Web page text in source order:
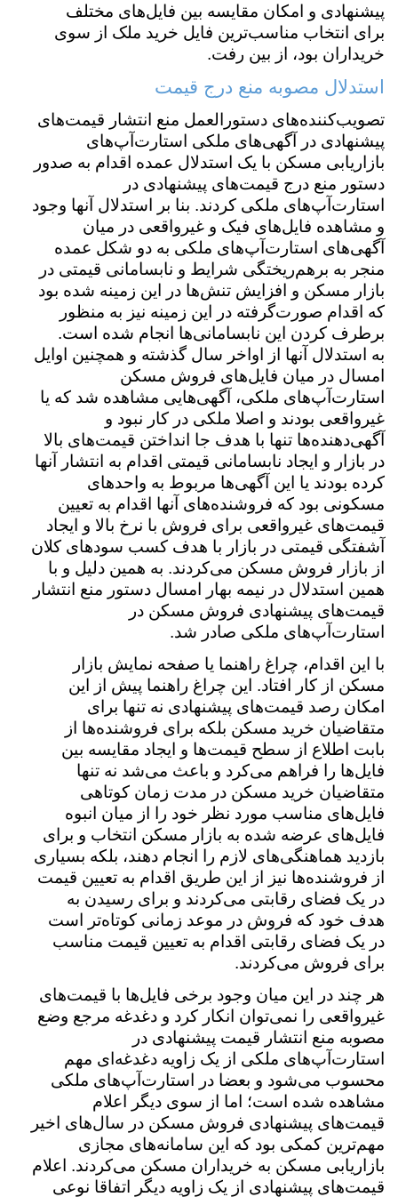
پیشنهادی و امکان مقایسه بین فایل‌های مختلف
برای انتخاب مناسب‌ترین فایل خرید ملک از سوی
خریداران بود، از بین رفت.
استدلال مصوبه منع درج قیمت
تصویب‌کننده‌های دستورالعمل منع انتشار قیمت‌های
پیشنهادی در آگهی‌های ملکی استارت‌آپ‌های
بازاریابی مسکن با یک استدلال عمده اقدام به صدور
دستور منع درج قیمت‌های پیشنهادی در
استارت‌آپ‌های ملکی کردند. بنا بر استدلال آنها وجود
و مشاهده فایل‌های فیک و غیرواقعی در میان
آگهی‌های استارت‌آپ‌های ملکی به دو شکل عمده
منجر به برهم‌ریختگی شرایط و نابسامانی قیمتی در
بازار مسکن و افزایش تنش‌ها در این زمینه شده بود
که اقدام صورت‌گرفته در این زمینه نیز به منظور
برطرف کردن این نابسامانی‌ها انجام شده است.
به استدلال آنها از اواخر سال گذشته و همچنین اوایل
امسال در میان فایل‌های فروش مسکن
استارت‌آپ‌های ملکی، آگهی‌هایی مشاهده شد که یا
غیرواقعی بودند و اصلا ملکی در کار نبود و
آگهی‌دهنده‌ها تنها با هدف جا انداختن قیمت‌های بالا
در بازار و ایجاد نابسامانی قیمتی اقدام به انتشار آنها
کرده بودند یا این آگهی‌ها مربوط به واحدهای
مسکونی بود که فروشنده‌های آنها اقدام به تعیین
قیمت‌های غیرواقعی برای فروش با نرخ بالا و ایجاد
آشفتگی قیمتی در بازار با هدف کسب سود‌های کلان
از بازار فروش مسکن می‌کردند. به همین دلیل و با
همین استدلال در نیمه بهار امسال دستور منع انتشار
قیمت‌های پیشنهادی فروش مسکن در
استارت‌آپ‌های ملکی صادر شد.
با این اقدام، چراغ راهنما یا صفحه نمایش بازار
مسکن از کار افتاد. این چراغ راهنما پیش از این
امکان رصد قیمت‌های پیشنهادی نه تنها برای
متقاضیان خرید مسکن بلکه برای فروشنده‌ها از
بابت اطلاع از سطح قیمت‌ها و ایجاد مقایسه بین
فایل‌ها را فراهم می‌کرد و باعث می‌شد نه تنها
متقاضیان خرید مسکن در مدت زمان کوتاهی
فایل‌های مناسب مورد نظر خود را از میان انبوه
فایل‌های عرضه شده به بازار مسکن انتخاب و برای
بازدید هماهنگی‌های لازم را انجام دهند، بلکه بسیاری
از فروشنده‌ها نیز از این طریق اقدام به تعیین قیمت
در یک فضای رقابتی می‌کردند و برای رسیدن به
هدف خود که فروش در موعد زمانی کوتاه‌تر است
در یک فضای رقابتی اقدام به تعیین قیمت مناسب
برای فروش می‌کردند.
هر چند در این میان وجود برخی فایل‌ها با قیمت‌های
غیرواقعی را نمی‌توان انکار کرد و دغدغه مرجع وضع
مصوبه منع انتشار قیمت پیشنهادی در
استارت‌آپ‌های ملکی از یک زاویه دغدغه‌ای مهم
محسوب می‌شود و بعضا در استارت‌آپ‌های ملکی
مشاهده شده است؛ اما از سوی دیگر اعلام
قیمت‌های پیشنهادی فروش مسکن در سال‌های اخیر
مهم‌ترین کمکی بود که این سامانه‌های مجازی
بازاریابی مسکن به خریداران مسکن می‌کردند. اعلام
قیمت‌های پیشنهادی از یک زاویه دیگر اتفاقا نوعی